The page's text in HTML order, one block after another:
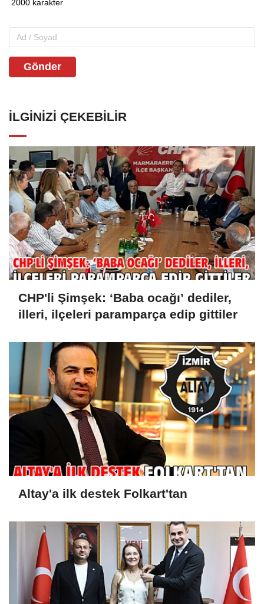
Gönder
İLGINIZI ÇEKEBILIR
CHP'li Şimşek: ‘Baba ocağı’ dediler,
illeri, ilçeleri paramparça edip gittiler
Altay'a ilk destek Folkart'tan